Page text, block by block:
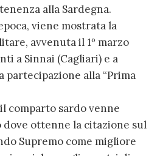
alla Sardegna.
viene mostrata la
avvenuta il 1º marzo
a Sinnai (Cagliari) e a
partecipazione alla “Prima
comparto sardo venne
dove ottenne la citazione sul
Supremo come migliore